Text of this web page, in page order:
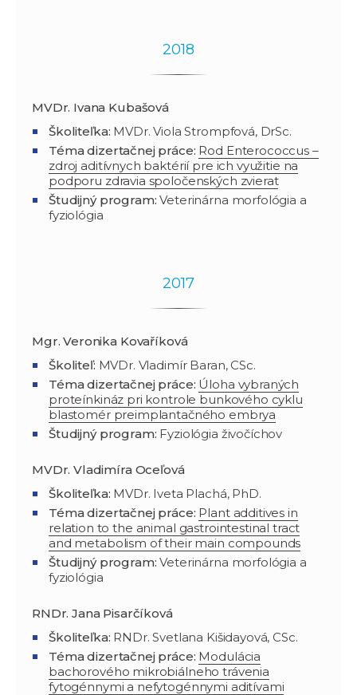
2018
MVDr. Ivana Kubašová
Školiteľka: MVDr. Viola Strompfová, DrSc.
Téma dizertačnej práce: Rod Enterococcus –
zdroj aditívnych baktérií pre ich využitie na
podporu zdravia spoločenských zvierat
Študijný program: Veterinárna morfológia a
fyziológia
2017
Mgr. Veronika Kovaříková
Školiteľ: MVDr. Vladimír Baran, CSc.
Téma dizertačnej práce: Úloha vybraných
proteínkináz pri kontrole bunkového cyklu
blastomér preimplantačného embrya
Študijný program: Fyziológia živočíchov
MVDr. Vladimíra Oceľová
Školiteľka: MVDr. Iveta Plachá, PhD.
Téma dizertačnej práce: Plant additives in
relation to the animal gastrointestinal tract
and metabolism of their main compounds
Študijný program: Veterinárna morfológia a
fyziológia
RNDr. Jana Pisarčíková
Školiteľka: RNDr. Svetlana Kišidayová, CSc.
Téma dizertačnej práce: Modulácia
bachorového mikrobiálneho trávenia
fytogénnymi a nefytogénnymi aditívami